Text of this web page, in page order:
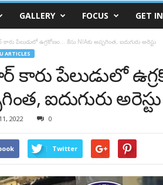
GALLERY FOCUS GET
పేలుడులో ఉగ్ర‌కోణం… కేసు NIAకు అప్ప‌గింత, ఐదుగురు అరెస్టు
ARTICLES
కారు పేలుడులో
ఐదుగురు అరెస్టు
2022 0
Twitter